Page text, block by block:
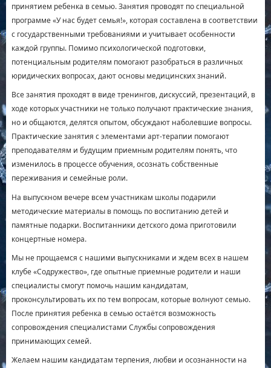
принятием ребенка в семью. Занятия проводят по специальной
программе «У нас будет семья!», которая составлена в соответствии
с государственными требованиями и учитывает особенности
каждой группы. Помимо психологической подготовки,
потенциальным родителям помогают разобраться в различных
юридических вопросах, дают основы медицинских знаний.
Все занятия проходят в виде тренингов, дискуссий, презентаций, в
ходе которых участники не только получают практические знания,
но и общаются, делятся опытом, обсуждают наболевшие вопросы.
Практические занятия с элементами арт-терапии помогают
преподавателям и будущим приемным родителям понять, что
изменилось в процессе обучения, осознать собственные
переживания и семейные роли.
На выпускном вечере всем участникам школы подарили
методические материалы в помощь по воспитанию детей и
памятные подарки. Воспитанники детского дома приготовили
концертные номера.
Мы не прощаемся с нашими выпускниками и ждем всех в нашем
клубе «Содружество», где опытные приемные родители и наши
специалисты смогут помочь нашим кандидатам,
проконсультировать их по тем вопросам, которые волнуют семью.
После принятия ребенка в семью остаётся возможность
сопровождения специалистами Службы сопровождения
принимающих семей.
Желаем нашим кандидатам терпения, любви и осознанности на